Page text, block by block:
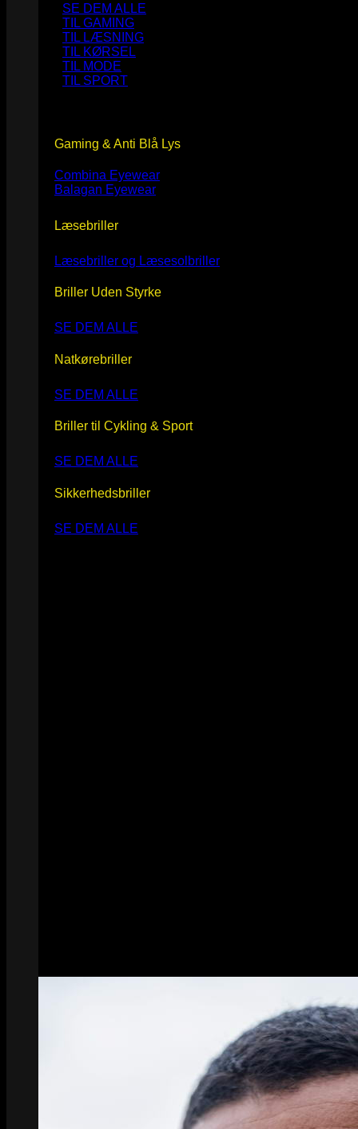
SE DEM ALLE
TIL GAMING
TIL LÆSNING
TIL KØRSEL
TIL MODE
TIL SPORT
Gaming & Anti Blå Lys
Combina Eyewear
Balagan Eyewear
Læsebriller
Læsebriller og Læsesolbriller
Briller Uden Styrke
SE DEM ALLE
Natkørebriller
SE DEM ALLE
Briller til Cykling & Sport
SE DEM ALLE
Sikkerhedsbriller
SE DEM ALLE